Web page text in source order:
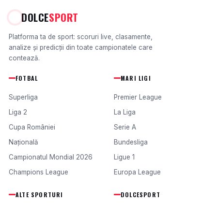
DOLCESPORT
Platforma ta de sport: scoruri live, clasamente,
analize și predicții din toate campionatele care
contează.
FOTBAL
Superliga
Liga 2
Cupa României
Națională
Campionatul Mondial 2026
Champions League
MARI LIGI
Premier League
La Liga
Serie A
Bundesliga
Ligue 1
Europa League
ALTE SPORTURI DOLCESPORT